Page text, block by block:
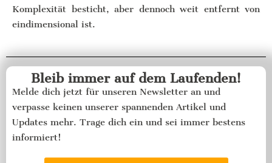
Komplexität besticht, aber dennoch weit entfernt von
eindimensional ist.
Bleib immer auf dem Laufenden!
Melde dich jetzt für unseren Newsletter an und
verpasse keinen unserer spannenden Artikel und
Updates mehr. Trage dich ein und sei immer bestens
informiert!